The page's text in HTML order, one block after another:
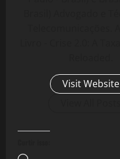
Visit Website